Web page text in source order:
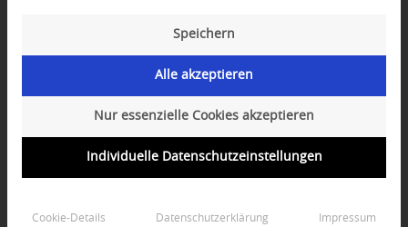
Speichern
Alle akzeptieren
Nur essenzielle Cookies akzeptieren
Individuelle Datenschutzeinstellungen
Cookie-Details Datenschutzerklärung Impressum